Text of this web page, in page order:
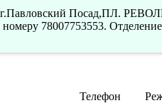
Посад,ПЛ.
78007753553.
Телефон